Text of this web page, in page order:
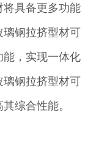
将具备更多功能
钢拉挤型材可
能，实现一体化
璃钢拉挤型材可
综合性能。